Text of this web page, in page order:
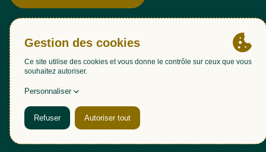
Gestion des cookies
Accessibilité : partiellement conforme (98,51%)
Mentions légales
Politique de confidentialité
Plan du site
Une création